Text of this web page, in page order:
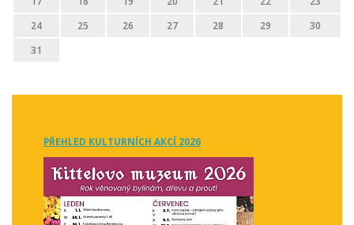
24
25 26 27 28 29
30
31
PŘEHLED KULTURNÍCH AKCÍ 2026